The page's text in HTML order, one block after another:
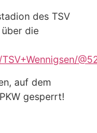
des TSV
die
auf dem
gesperrt!